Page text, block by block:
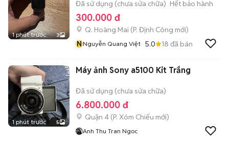
1 phút trước 3
Đã sử dụng (chưa sửa chữa) Hết bảo hành
300.000 đ
Q. Hoàng Mai (P. Định Công mới)
NNguyễn Quang Việt 5.0 18 đã bán
1 phút trước 5
Máy ảnh Sony a5100 Kit Trắng
Đã sử dụng (chưa sửa chữa)
6.800.000 đ
Quận 4 (P. Xóm Chiếu mới)
Anh Thu Tran Ngoc